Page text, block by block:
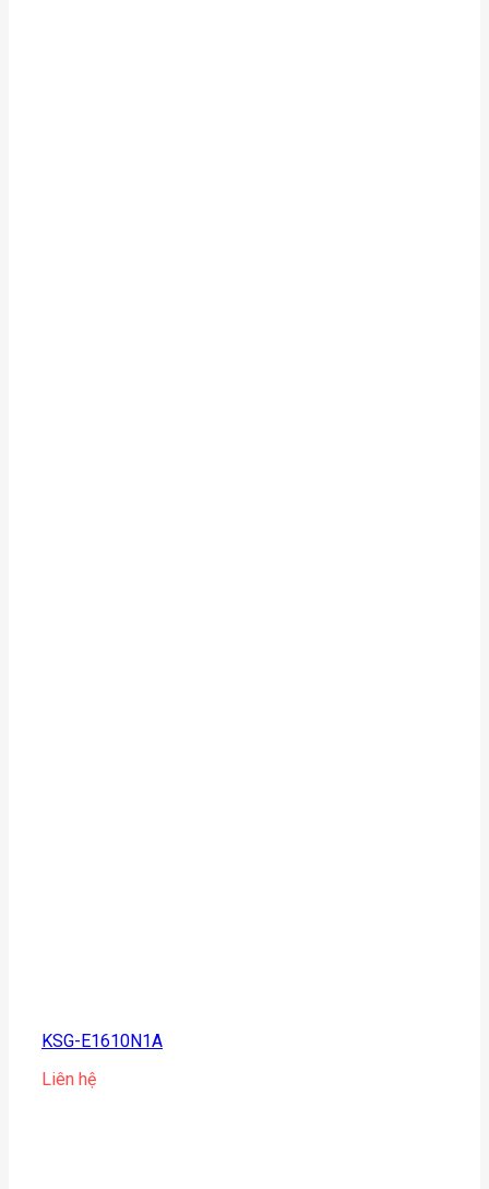
KSG-E1610N1A
Liên hệ